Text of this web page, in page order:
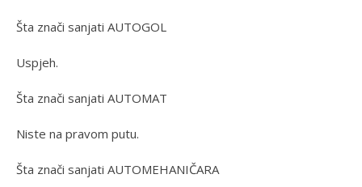
Šta znači sanjati AUTOGOL
Uspjeh.
Šta znači sanjati AUTOMAT
Niste na pravom putu.
Šta znači sanjati AUTOMEHANIČARA